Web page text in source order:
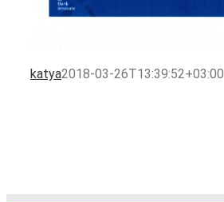
katya2018-03-26T13:39:52+03:00